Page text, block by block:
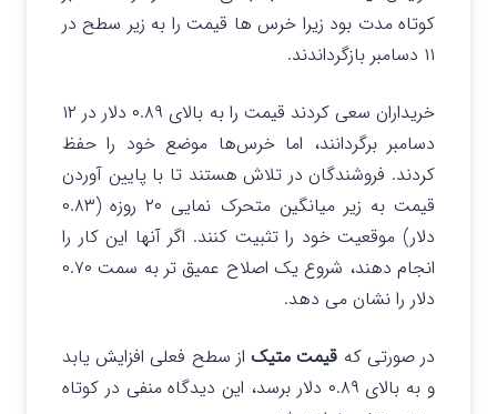
کوتاه مدت بود زیرا خرس ها قیمت را به زیر سطح در
۱۱ دسامبر بازگرداندند.
خریداران سعی کردند قیمت را به بالای ۰.۸۹ دلار در ۱۲
دسامبر برگردانند، اما خرس‌ها موضع خود را حفظ
کردند. فروشندگان در تلاش هستند تا با پایین آوردن
قیمت به زیر میانگین متحرک نمایی ۲۰ روزه (۰.۸۳
دلار) موقعیت خود را تثبیت کنند. اگر آنها این کار را
انجام دهند، شروع یک اصلاح عمیق تر به سمت ۰.۷۰
دلار را نشان می دهد.
در صورتی که قیمت متیکاز سطح فعلی افزایش یابد
و به بالای ۰.۸۹ دلار برسد، این دیدگاه منفی در کوتاه